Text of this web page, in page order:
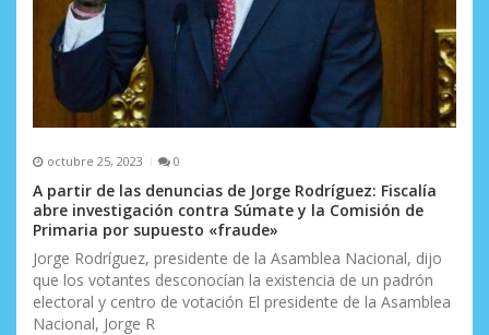
octubre 25, 2023 0
A partir de las denuncias de Jorge Rodríguez: Fiscalía
abre investigación contra Súmate y la Comisión de
Primaria por supuesto «fraude»
Jorge Rodríguez, presidente de la Asamblea Nacional, dijo
que los votantes desconocían la existencia de un padrón
electoral y centro de votación El presidente de la Asamblea
Nacional, Jorge R